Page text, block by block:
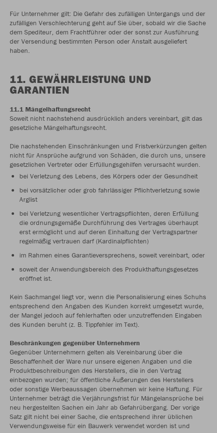
Für Unternehmer gilt: Die Gefahr des zufälligen Untergangs und der
zufälligen Verschlechterung geht auf Sie über, sobald wir die Sache
dem Spediteur, dem Frachtführer oder der sonst zur Ausführung
der Versendung bestimmten Person oder Anstalt ausgeliefert
haben.
11. GEWÄHRLEISTUNG UND
GARANTIEN
11.1 Mängelhaftungsrecht
Soweit nicht nachstehend ausdrücklich anders vereinbart, gilt das
gesetzliche Mängelhaftungsrecht.
Die nachstehenden Einschränkungen und Fristverkürzungen gelten
nicht für Ansprüche aufgrund von Schäden, die durch uns, unsere
gesetzlichen Vertreter oder Erfüllungsgehilfen verursacht wurden.
bei Verletzung des Lebens, des Körpers oder der Gesundheit
bei vorsätzlicher oder grob fahrlässiger Pflichtverletzung sowie
Arglist
bei Verletzung wesentlicher Vertragspflichten, deren Erfüllung
die ordnungsgemäße Durchführung des Vertrages überhaupt
erst ermöglicht und auf deren Einhaltung der Vertragspartner
regelmäßig vertrauen darf (Kardinalpflichten)
im Rahmen eines Garantieversprechens, soweit vereinbart, oder
soweit der Anwendungsbereich des Produkthaftungsgesetzes
eröffnet ist.
Kein Sachmangel liegt vor, wenn die Personalisierung eines Schuhs
entsprechend den Angaben des Kunden korrekt umgesetzt wurde,
der Mangel jedoch auf fehlerhaften oder unzutreffenden Eingaben
des Kunden beruht (z. B. Tippfehler im Text).
Beschränkungen gegenüber Unternehmern
Gegenüber Unternehmern gelten als Vereinbarung über die
Beschaffenheit der Ware nur unsere eigenen Angaben und die
Produktbeschreibungen des Herstellers, die in den Vertrag
einbezogen wurden; für öffentliche Äußerungen des Herstellers
oder sonstige Werbeaussagen übernehmen wir keine Haftung. Für
Unternehmer beträgt die Verjährungsfrist für Mängelansprüche bei
neu hergestellten Sachen ein Jahr ab Gefahrübergang. Der vorige
Satz gilt nicht bei einer Sache, die entsprechend ihrer üblichen
Verwendungsweise für ein Bauwerk verwendet worden ist und